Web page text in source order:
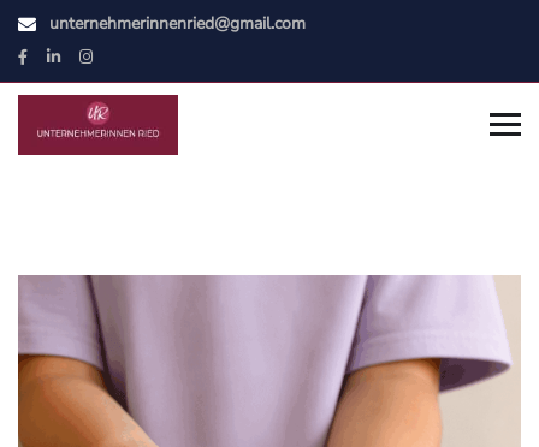
unternehmerinnenried@gmail.com